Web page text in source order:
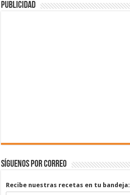
Publicidad
Síguenos por correo
Recibe nuestras recetas en tu bandeja: